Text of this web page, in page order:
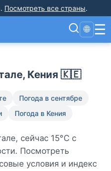
. Посмотреть все страны.
🌐 ☰
Кения 🇰🇪
Погода в сентябре
Погода в Кения
сейчас 15°C с
Посмотреть
условия и индекс